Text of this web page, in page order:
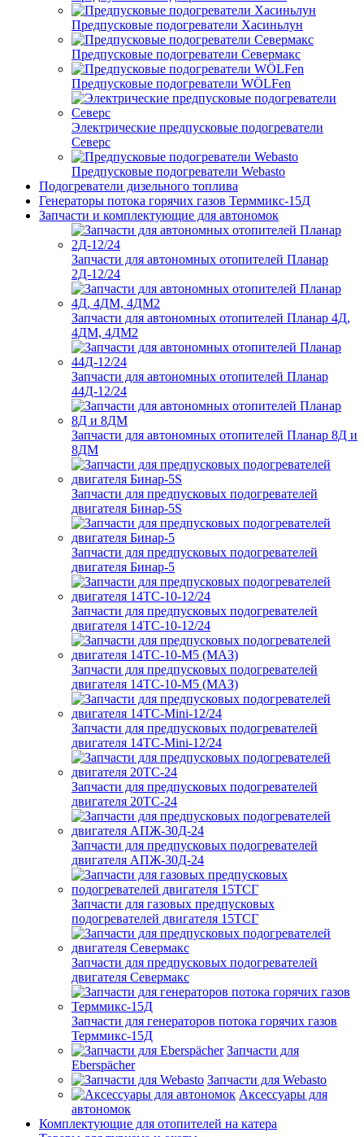
Предпусковые подогреватели Хасиньлун
Предпусковые подогреватели Севермакс
Предпусковые подогреватели WÖLFen
Электрические предпусковые подогреватели
Северс
Предпусковые подогреватели Webasto
Подогреватели дизельного топлива
Генераторы потока горячих газов Терммикс-15Д
Запчасти и комплектующие для автономок
Запчасти для автономных отопителей Планар
2Д-12/24
Запчасти для автономных отопителей Планар 4Д,
4ДМ, 4ДМ2
Запчасти для автономных отопителей Планар
44Д-12/24
Запчасти для автономных отопителей Планар 8Д и
8ДМ
Запчасти для предпусковых подогревателей
двигателя Бинар-5S
Запчасти для предпусковых подогревателей
двигателя Бинар-5
Запчасти для предпусковых подогревателей
двигателя 14ТС-10-12/24
Запчасти для предпусковых подогревателей
двигателя 14ТС-10-М5 (МАЗ)
Запчасти для предпусковых подогревателей
двигателя 14ТС-Mini-12/24
Запчасти для предпусковых подогревателей
двигателя 20ТС-24
Запчасти для предпусковых подогревателей
двигателя АПЖ-30Д-24
Запчасти для газовых предпусковых
подогревателей двигателя 15ТСГ
Запчасти для предпусковых подогревателей
двигателя Севермакс
Запчасти для генераторов потока горячих газов
Терммикс-15Д
Запчасти для
Eberspächer
Запчасти для Webasto
Аксессуары для
автономок
Комплектующие для отопителей на катера